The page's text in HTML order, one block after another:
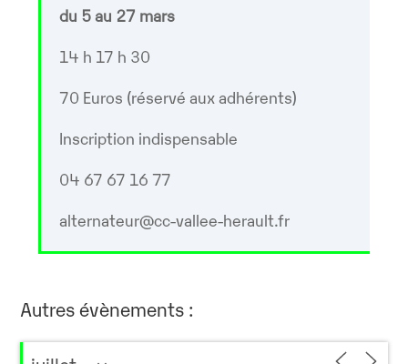
du 5 au 27 mars
14 h 17 h 30
70 Euros (réservé aux adhérents)
Inscription indispensable
04 67 67 16 77
alternateur@cc-vallee-herault.fr
Autres évènements :